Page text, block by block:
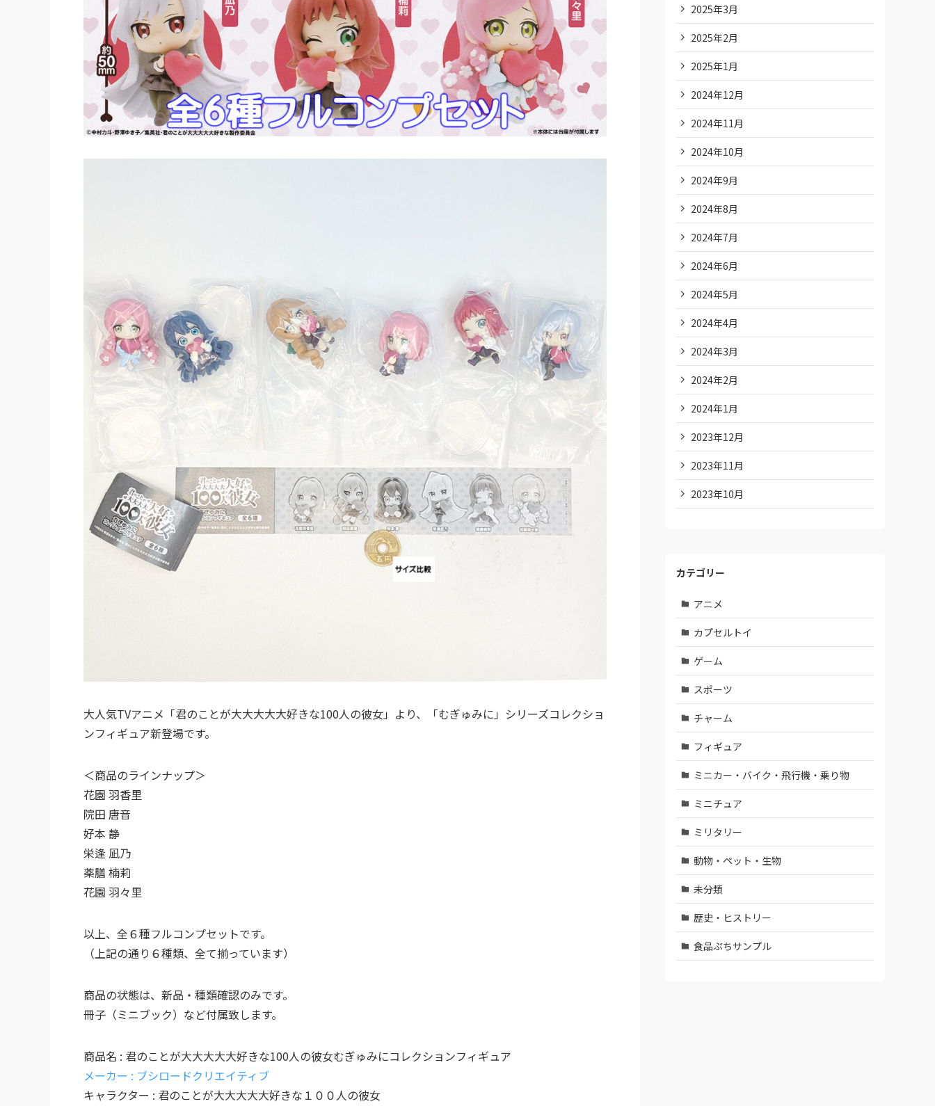
大人気TVアニメ「君のことが大大大大大好きな100人の彼女」より、「むぎゅみに」シリーズコレクショ
ンフィギュア新登場です。
＜商品のラインナップ＞
花園 羽香里
院田 唐音
好本 静
栄逢 凪乃
薬膳 楠莉
花園 羽々里
以上、全６種フルコンプセットです。
（上記の通り６種類、全て揃っています）
商品の状態は、新品・種類確認のみです。
冊子（ミニブック）など付属致します。
商品名 : 君のことが大大大大大好きな100人の彼女むぎゅみにコレクションフィギュア
メーカー : ブシロードクリエイティブ
キャラクター : 君のことが大大大大大好きな１００人の彼女
2025年3月
2025年2月
2025年1月
2024年12月
2024年11月
2024年10月
2024年9月
2024年8月
2024年7月
2024年6月
2024年5月
2024年4月
2024年3月
2024年2月
2024年1月
2023年12月
2023年11月
2023年10月
カテゴリー
アニメ
カプセルトイ
ゲーム
スポーツ
チャーム
フィギュア
ミニカー・バイク・飛行機・乗り物
ミニチュア
ミリタリー
動物・ペット・生物
未分類
歴史・ヒストリー
食品ぷちサンプル